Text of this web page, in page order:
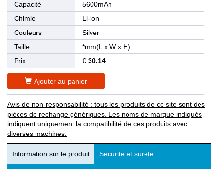
Capacité
5600mAh
Chimie
Li-ion
Couleurs
Silver
Taille
*mm(L x W x H)
Prix
€ 30.14
Ajouter au panier
Avis de non-responsabilité : tous les produits de ce site sont des
pièces de rechange génériques. Les noms de marque indiqués
indiquent uniquement la compatibilité de ces produits avec
diverses machines.
Information sur le produit Sécurité et sûreté